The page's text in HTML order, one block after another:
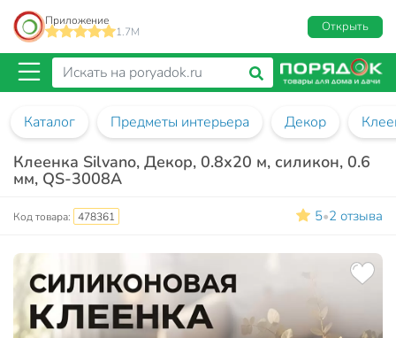
Приложение
1.7M
Открыть
Каталог Предметы интерьера Декор
Клеенка Silvano, Декор, 0.8х20 м, силикон, 0.6
мм, QS-3008A
Код товара: 478361 5•2 отзыва